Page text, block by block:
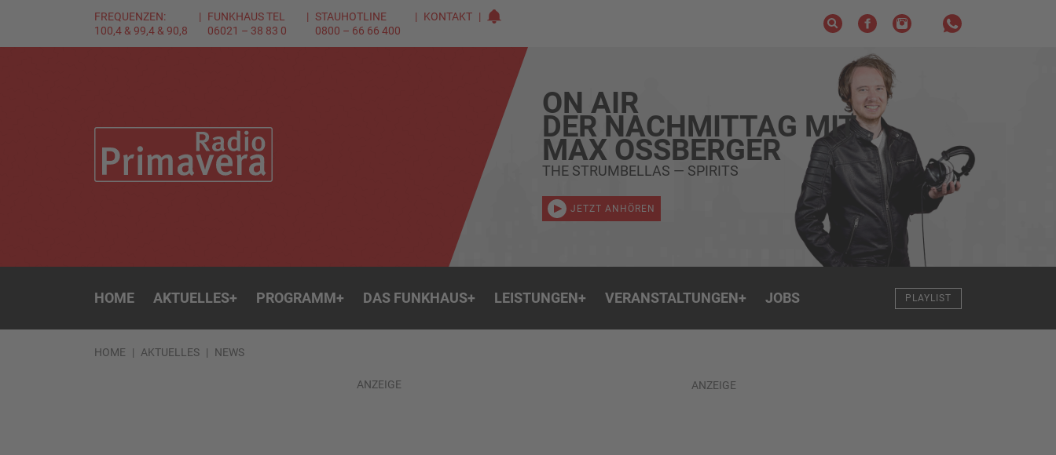
FREQUENZEN:
100,4 & 99,4 & 90,8
FUNKHAUS TEL
06021 – 38 83 0
STAUHOTLINE
0800 – 66 66 400
KONTAKT
ON AIR
DER NACHMITTAG MIT
MAX OSSBERGER
THE STRUMBELLAS — SPIRITS
JETZT ANHÖREN
HOME AKTUELLES+ PROGRAMM+ DAS FUNKHAUS+ LEISTUNGEN+ VERANSTALTUNGEN+ JOBS PLAYLIST
HOME AKTUELLES NEWS
ANZEIGE ANZEIGE